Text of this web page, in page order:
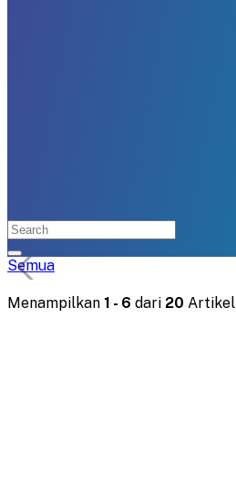
Semua
Menampilkan 1 - 6 dari 20 Artikel